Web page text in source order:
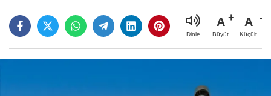
Dinle
A
Büyüt
A
Küçült